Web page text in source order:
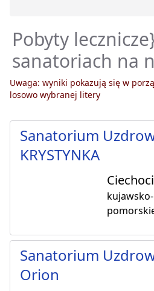
Pobyty
sanatoriach na
Uwaga: wyniki pokazują się w
losowo wybranej litery
Sanatorium
KRYSTYNKA
kujawsko-
Sanatorium
Orion